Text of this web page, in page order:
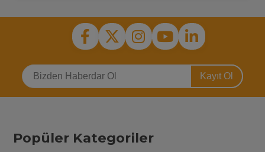
Kayıt Ol
Popüler Kategoriler